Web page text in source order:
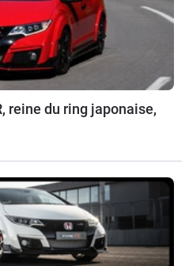
reine du ring japonaise,